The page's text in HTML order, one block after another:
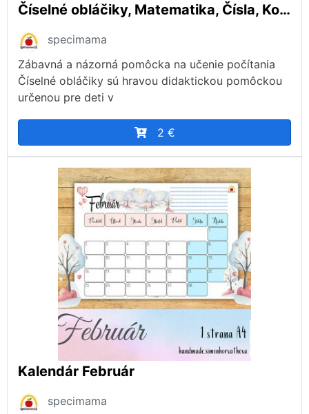
Číselné obláčiky, Matematika, Čísla, Korálky
specimama
Zábavná a názorná pomôcka na učenie počítania
Číselné obláčiky sú hravou didaktickou pomôckou
určenou pre deti v
2 €
Kalendár Február
specimama